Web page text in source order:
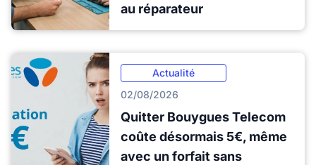
au réparateur
Actualité
02/08/2026
Quitter Bouygues Telecom
coûte désormais 5€, même
avec un forfait sans